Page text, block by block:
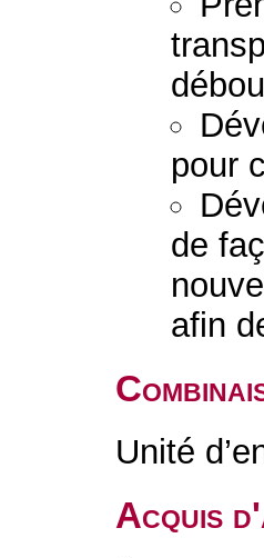
pour
de
afin
Unité
Acquis